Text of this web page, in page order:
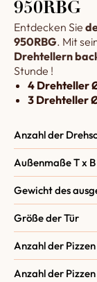
950RBG
Entdecken Sie
950RBG. Mit
Drehtellern
Stunde !
4 Drehteller
3 Drehteller
Anzahl der
Außenmaße T x B
Gewicht des
Größe der Tür
Anzahl der
Anzahl der